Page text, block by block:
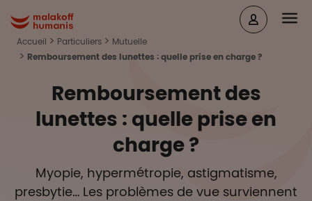
Malakoff Humanis Accueil
Accueil Particuliers
Mutuelle
Remboursement des lunettes : quelle prise en charge ?
Remboursement des
lunettes : quelle prise en
charge ?
Myopie, hypermétropie, astigmatisme,
presbytie… Les problèmes de vue surviennent